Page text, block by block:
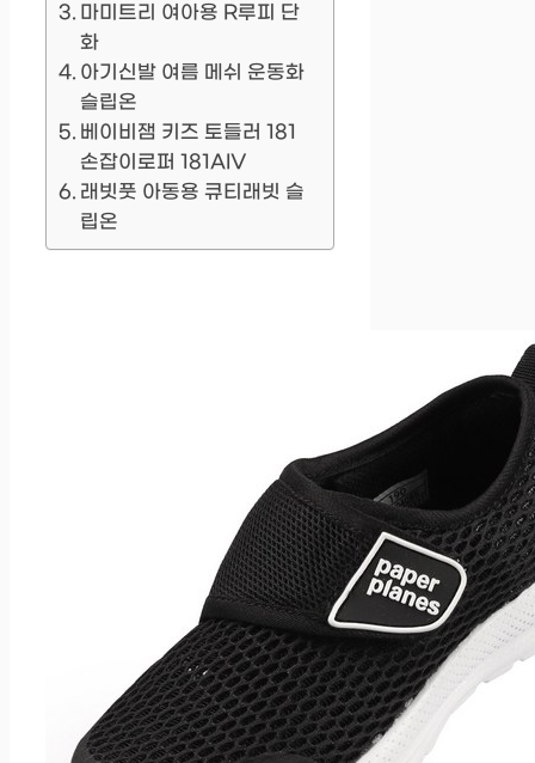
마미트리 여아용 R루피 단
화
아기신발 여름 메쉬 운동화
슬립온
베이비잼 키즈 토들러 181
손잡이로퍼 181AIV
래빗풋 아동용 큐티래빗 슬
립온